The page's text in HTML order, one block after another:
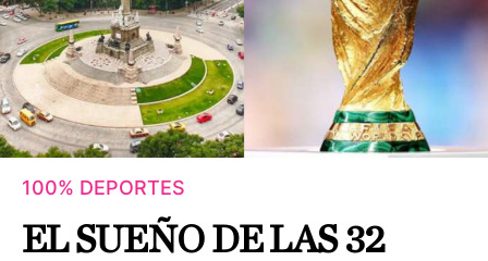
100% DEPORTES
EL SUEÑO DE LAS 32